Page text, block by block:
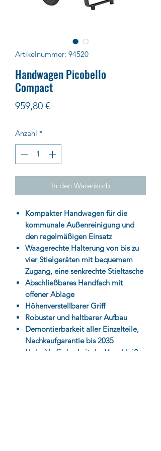
Artikelnummer: 94520
Handwagen Picobello
Compact
959,80 €Preis
Anzahl *
In den Warenkorb
Kompakter Handwagen für die
kommunale Außenreinigung und
den regelmäßigen Einsatz
Waagerechte Halterung von bis zu
vier Stielgeräten mit bequemem
Zugang, eine senkrechte Stieltasche
Abschließbares Handfach mit
offener Ablage
Höhenverstellbarer Griff
Robuster und haltbarer Aufbau
Demontierbarkeit aller Einzelteile,
Nachkaufgarantie bis 2035
Hohe Verfügbarkeit der Verschleiß-